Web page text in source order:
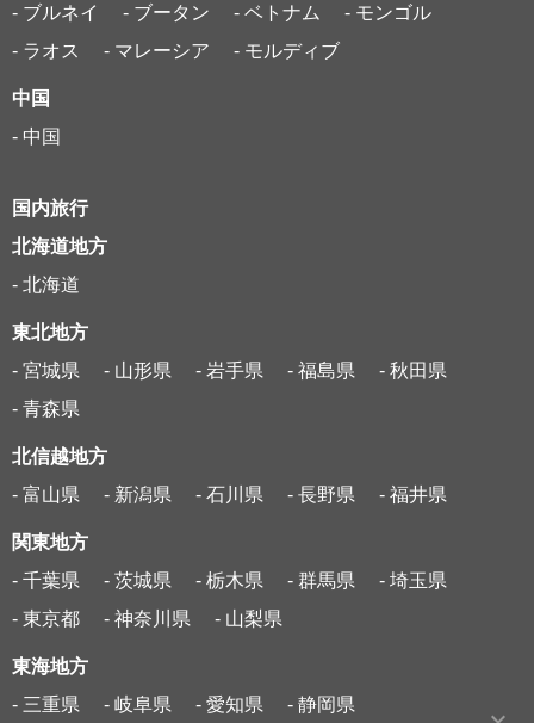
- ブルネイ
- ブータン - ベトナム
- モンゴル
- ラオス
- マレーシア - モルディブ
中国
- 中国
国内旅行
北海道地方
- 北海道
東北地方
- 宮城県
- 山形県 - 岩手県 - 福島県
- 秋田県
- 青森県
北信越地方
- 富山県
- 新潟県 - 石川県 - 長野県 - 福井県
関東地方
- 千葉県
- 茨城県 - 栃木県 - 群馬県
- 埼玉県
- 東京都
- 神奈川県 - 山梨県
東海地方
- 三重県
- 岐阜県 - 愛知県 - 静岡県